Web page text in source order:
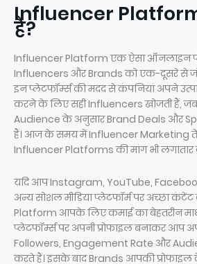
Influencer
है?
Influencer Platform एक ऐसा ऑनलाइन
Influencers और Brands को एक-दूसरे से
इन प्लेटफॉर्म्स की मदद से कंपनियां अपने
करने के लिए सही Influencers खोजती हैं,
Audience के अनुसार Brand Deals और
हैं। आज के समय में Influencer Marketing
Influencer Platforms की मांग भी लगातार
यदि आप Instagram, YouTube,
अन्य सोशल मीडिया प्लेटफॉर्म पर अच्छा
Platform आपके लिए कमाई का बेहतरीन
प्लेटफॉर्म्स पर अपनी प्रोफाइल बनाकर आप
Followers, Engagement Rate और
करते हैं। इसके बाद Brands आपकी